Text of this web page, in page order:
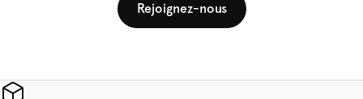
Rejoignez-nous